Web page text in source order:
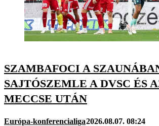
SZAMBAFOCI A
SAJTÓSZEMLE A DVSC ÉS
MECCSE UTÁN
Európa-konferencialiga2026.08.07. 08:24